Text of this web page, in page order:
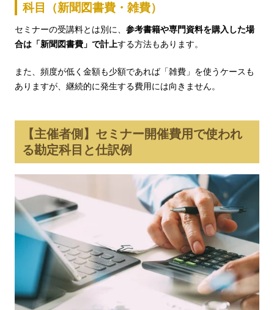
科目（新聞図書費・雑費）
セミナーの受講料とは別に、 参考書籍や専門資料を購入した場
合は「新聞図書費」で計上する方法もあります。
また、頻度が低く金額も少額であれば「雑費」を使うケースも
ありますが、継続的に発生する費用には向きません。
【主催者側】セミナー開催費用で使われ
る勘定科目と仕訳例